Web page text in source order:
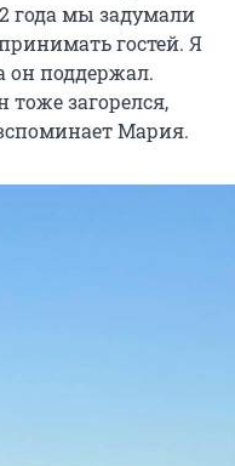
года мы задумали
гостей. Я
он поддержал.
тоже загорелся,
Мария.